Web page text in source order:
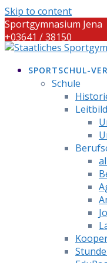
Skip to content
Sportgymnasium Jena
+03641 / 38150
SPORTSCHUL-
Schule